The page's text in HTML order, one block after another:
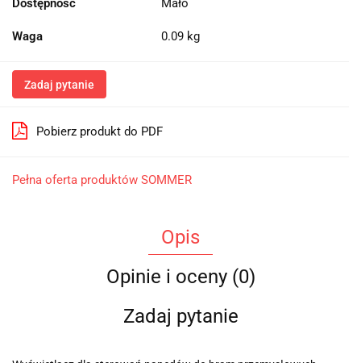
Waga 0.09 kg
Zadaj pytanie
Pobierz produkt do PDF
Pełna oferta produktów SOMMER
Opis
Opinie i oceny (0)
Zadaj pytanie